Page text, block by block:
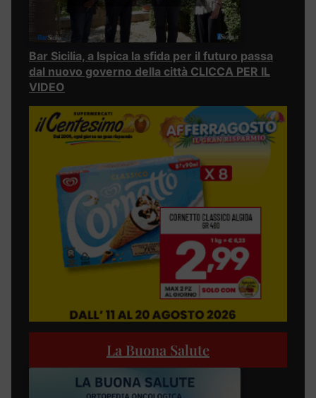
Bar Sicilia, a Ispica la sfida per il futuro passa
dal nuovo governo della città CLICCA PER IL
VIDEO
La Buona Salute